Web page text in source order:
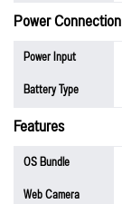
Power Connection
Power Input
Battery Type
Features
OS Bundle
Web Camera